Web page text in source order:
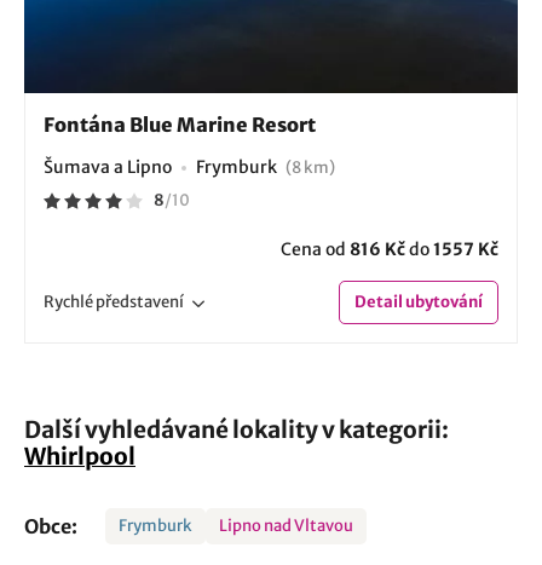
Fontána Blue Marine Resort
Šumava a Lipno Frymburk (8 km)
8/10
Cena od 816 Kčdo1557 Kč
Rychlépředstavení Detailubytování
Další vyhledávané lokality v kategorii:
Whirlpool
Obce: Frymburk Lipno nad Vltavou